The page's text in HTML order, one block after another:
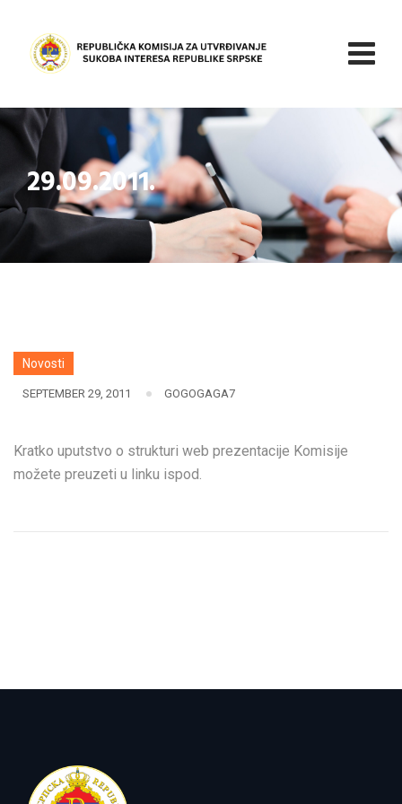
content
29.09.2011.
Novosti
SEPTEMBER 29, 2011 GOGOGAGA7
Kratko uputstvo o strukturi web prezentacije Komisije
možete preuzeti u linku ispod.